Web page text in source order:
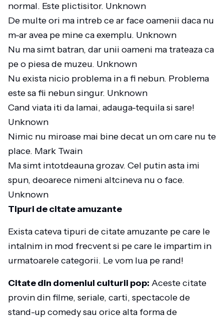
normal. Este plictisitor. Unknown
De multe ori ma intreb ce ar face oamenii daca nu
m-ar avea pe mine ca exemplu. Unknown
Nu ma simt batran, dar unii oameni ma trateaza ca
pe o piesa de muzeu. Unknown
Nu exista nicio problema in a fi nebun. Problema
este sa fii nebun singur. Unknown
Cand viata iti da lamai, adauga-tequila si sare!
Unknown
Nimic nu miroase mai bine decat un om care nu te
place. Mark Twain
Ma simt intotdeauna grozav. Cel putin asta imi
spun, deoarece nimeni altcineva nu o face.
Unknown
Tipuri de citate amuzante
Exista cateva tipuri de citate amuzante pe care le
intalnim in mod frecvent si pe care le impartim in
urmatoarele categorii. Le vom lua pe rand!
Citate din domeniul culturii pop: Aceste citate
provin din filme, seriale, carti, spectacole de
stand-up comedy sau orice alta forma de